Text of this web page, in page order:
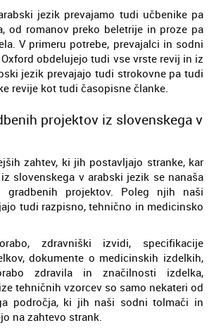
jezik prevajamo tudi učbenike pa
od romanov preko beletrije in proze pa
V primeru potrebe, prevajalci in sodni
obdelujejo tudi vse vrste revij in iz
jezik prevajajo tudi strokovne pa tudi
revije kot tudi časopisne članke.
projektov iz slovenskega v
zahtev, ki jih postavljajo stranke, kar
slovenskega v arabski jezik se nanaša
gradbenih projektov. Poleg njih naši
tudi razpisno, tehnično in medicinsko
zdravniški izvidi, specifikacije
dokumente o medicinskih izdelkih,
zdravila in značilnosti izdelka,
tehničnih vzorcev so samo nekateri od
področja, ki jih naši sodni tolmači in
na zahtevo strank.